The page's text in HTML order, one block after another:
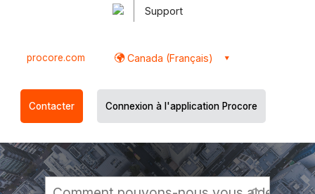
Support
procore.com Canada (Français)
Contacter Connexion à l'application Procore